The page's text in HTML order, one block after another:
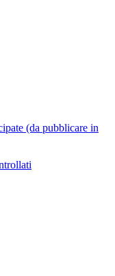
(da pubblicare in